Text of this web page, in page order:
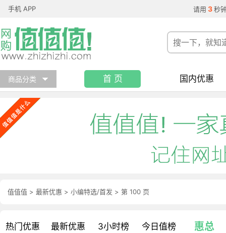
手机 APP 请用 3 秒
商品分类 首 页 国内优惠
值值值 > 最新优惠 > 小编特选/首发 > 第 100 页
热门优惠 最新优惠 3小时榜 今日值榜 惠总